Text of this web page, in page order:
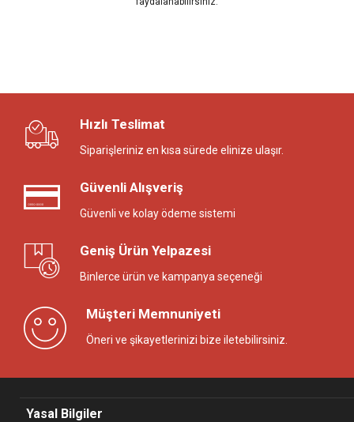
Hızlı Teslimat
Siparişleriniz en kısa sürede elinize ulaşır.
Güvenli Alışveriş
Güvenli ve kolay ödeme sistemi
Geniş Ürün Yelpazesi
Binlerce ürün ve kampanya seçeneği
Müşteri Memnuniyeti
Öneri ve şikayetlerinizi bize iletebilirsiniz.
Yasal Bilgiler